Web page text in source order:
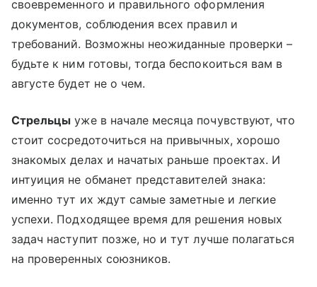
своевременного и правильного оформления
документов, соблюдения всех правил и
требований. Возможны неожиданные проверки –
будьте к ним готовы, тогда беспокоиться вам в
августе будет не о чем.
Стрельцы уже в начале месяца почувствуют, что
стоит сосредоточиться на привычных, хорошо
знакомых делах и начатых раньше проектах. И
интуиция не обманет представителей знака:
именно тут их ждут самые заметные и легкие
успехи. Подходящее время для решения новых
задач наступит позже, но и тут лучше полагаться
на проверенных союзников.